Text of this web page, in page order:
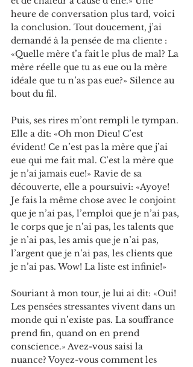
heure de conversation plus tard, voici
la conclusion. Tout doucement, j’ai
demandé à la pensée de ma cliente :
«Quelle mère t’a fait le plus de mal? La
mère réelle que tu as eue ou la mère
idéale que tu n’as pas eue?» Silence au
bout du fil.
Puis, ses rires m’ont rempli le tympan.
Elle a dit: «Oh mon Dieu! C’est
évident! Ce n’est pas la mère que j’ai
eue qui me fait mal. C’est la mère que
je n’ai jamais eue!» Ravie de sa
découverte, elle a poursuivi: «Ayoye!
Je fais la même chose avec le conjoint
que je n’ai pas, l’emploi que je n’ai pas,
le corps que je n’ai pas, les talents que
je n’ai pas, les amis que je n’ai pas,
l’argent que je n’ai pas, les clients que
je n’ai pas. Wow! La liste est infinie!»
Souriant à mon tour, je lui ai dit: «Oui!
Les pensées stressantes vivent dans un
monde qui n’existe pas. La souffrance
prend fin, quand on en prend
conscience.» Avez-vous saisi la
nuance? Voyez-vous comment les